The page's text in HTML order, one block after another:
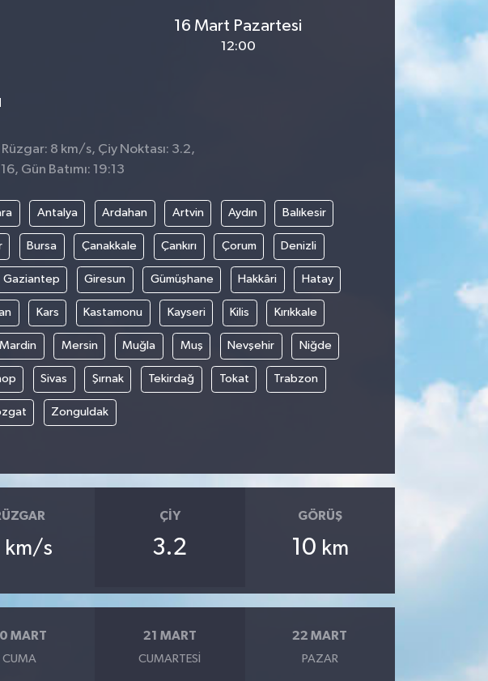
16 Mart Pazartesi
12:00
Rüzgar: 8 km/s, Çiy Noktası: 3.2,
Gün Batımı: 19:13
Antalya Ardahan Artvin Aydın Balıkesir
Bursa Çanakkale Çankırı Çorum Denizli
Gaziantep Giresun Gümüşhane Hakkâri Hatay
Kars Kastamonu Kayseri Kilis Kırıkkale
Mardin Mersin Muğla Muş Nevşehir Niğde
Sivas Şırnak Tekirdağ Tokat Trabzon
Zonguldak
km/s
ÇIY
3.2
GÖRÜŞ
10 km
MART
CUMA
21 MART
CUMARTESI
22 MART
PAZAR